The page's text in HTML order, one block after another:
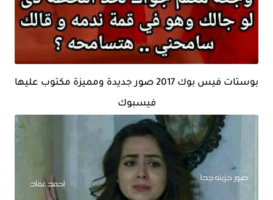
بوستات فيس بوك 2017 صور جديدة ومميزة مكتوب عليها
فيسبوك